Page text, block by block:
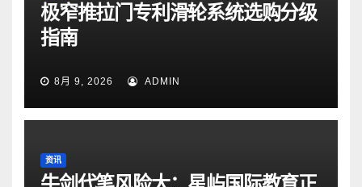
极窄推拉门专利滑轮系统选购分级
指南
8月 9, 2026 ADMIN
资讯